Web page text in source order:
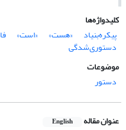
کلیدواژه‌ها
پیکره‌بنیاد
«هست» «است»
دستوری‌شدگی
موضوعات
دستور
عنوان مقاله English